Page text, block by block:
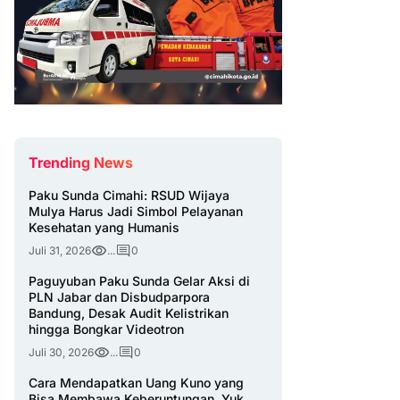
Trending News
Paku Sunda Cimahi: RSUD Wijaya
Mulya Harus Jadi Simbol Pelayanan
Kesehatan yang Humanis
Juli 31, 2026 ... 0
Paguyuban Paku Sunda Gelar Aksi di
PLN Jabar dan Disbudparpora
Bandung, Desak Audit Kelistrikan
hingga Bongkar Videotron
Juli 30, 2026 ... 0
Cara Mendapatkan Uang Kuno yang